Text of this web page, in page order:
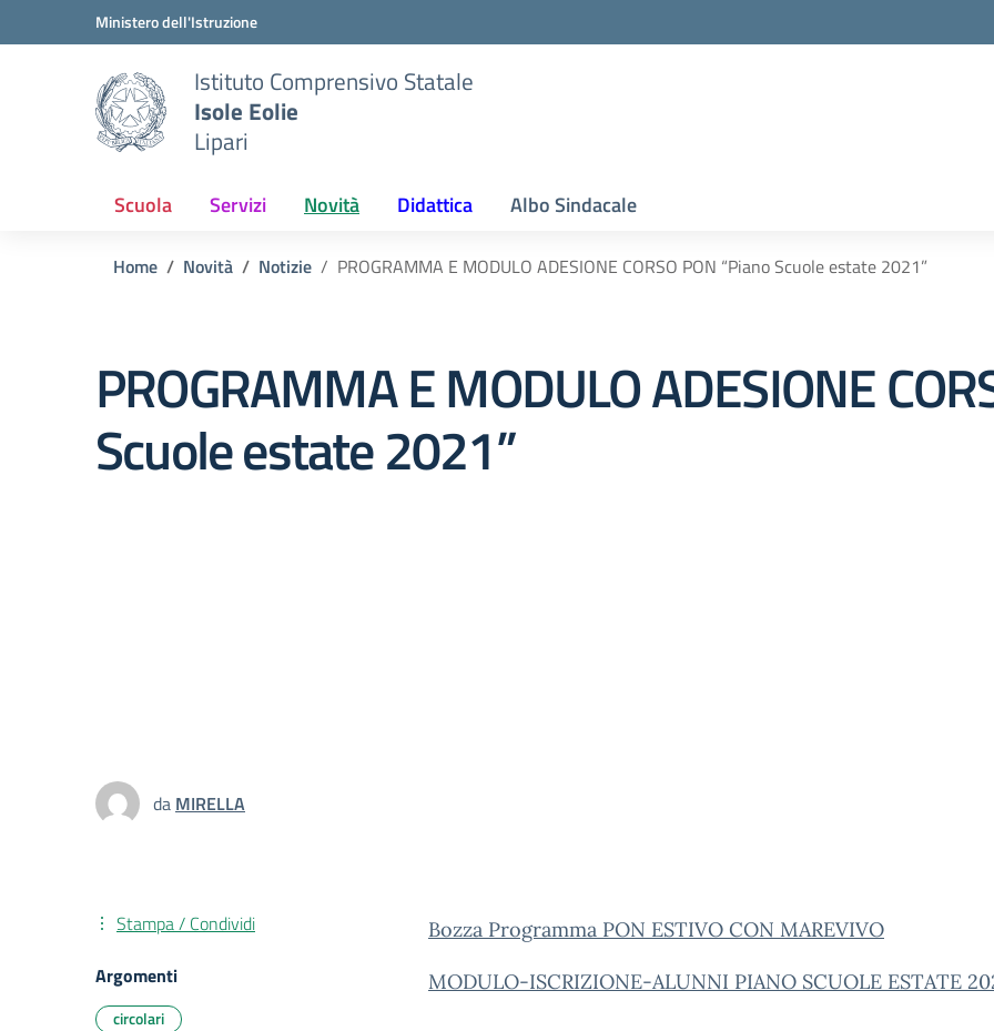
Vai ai contenuti
Vai al menu di navigazione
Ministero dell'Istruzione
Istituto Comprensivo Statale
Isole Eolie
Lipari
Scuola Servizi Novità Didattica Albo Sindacale
Home Novità Notizie PROGRAMMA E MODULO ADESIONE CORSO PON “Piano Scuole estate 2021”
PROGRAMMA E MODULO ADESIONE
Scuole estate 2021”
da MIRELLA
Bozza Programma PON ESTIVO CON MAREVIVO
MODULO-ISCRIZIONE-ALUNNI PIANO SCUOLE ESTATE
Stampa / Condividi
Argomenti
circolari